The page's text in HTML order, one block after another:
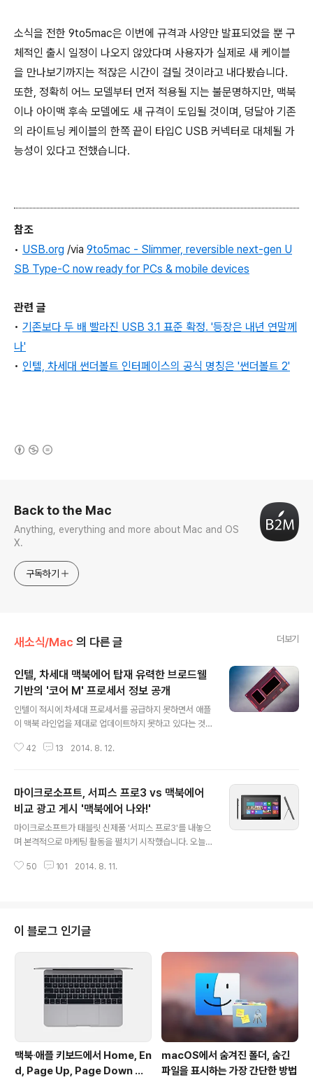
소식을 전한 9to5mac은 이번에 규격과 사양만 발표되었을 뿐 구
체적인 출시 일정이 나오지 않았다며 사용자가 실제로 새 케이블
을 만나보기까지는 적잖은 시간이 걸릴 것이라고 내다봤습니다.
또한, 정확히 어느 모델부터 먼저 적용될 지는 불문명하지만, 맥북
이나 아이맥 후속 모델에도 새 규격이 도입될 것이며, 덩달아 기존
의 라이트닝 케이블의 한쪽 끝이 타입C USB 커넥터로 대체될 가
능성이 있다고 전했습니다.
참조
• USB.org /via 9to5mac - Slimmer, reversible next-gen U
SB Type-C now ready for PCs & mobile devices
관련 글
• 기존보다 두 배 빨라진 USB 3.1 표준 확정. '등장은 내년 연말께
나'
• 인텔, 차세대 썬더볼트 인터페이스의 공식 명칭은 '썬더볼트 2'
Back to the Mac
Anything, everything and more about Mac and OS
X.
구독하기
새소식/Mac 의 다른 글 더보기
인텔, 차세대 맥북에어 탑재 유력한 브로드웰
기반의 '코어 M' 프로세서 정보 공개
인텔이 적시에 차세대 프로세서를 공급하지 못하면서 애플
이 맥북 라인업을 제대로 업데이트하지 못하고 있다는 것
레티나 맥북프로는 ‘신형’이라고 부르기에도 민망한 수준
어질만도 합니다.그런데 오늘 인텔이 브로드웰 기반의 ’코
어 M’프로세서에 대한 보다 구체적인 정보를 공개했습니
다. 이 프로세서의 정확한 코드명은 ‘브로드웰-Y(Brodwe
ll-Y)’로 일반 데스크톱이 아닌 맥북에어 같은 초경량 노트
웰-Y의 후속으로 나오는 프로세서입니다. 쉽게 말해, 고성
42 13 2014. 8. 12.
마이크로소프트, 서피스 프로3 vs 맥북에어
비교 광고 게시 '맥북에어 나와!'
마이크로소프트가 태블릿 신제품 '서피스 프로3'를 내놓으
며 본격적으로 마케팅 활동을 펼치기 시작했습니다. 오늘
편이 동시에 공개되었는데, 모두 서피스 프로 3를 맥북에
서 가장 큰 인기를 끌고 있는 맥북에어를 정조준하고 있다
는 분석이 나옵니다. 마이크로소프트의 말을 빌리면 "노트
북을 대체할 수 있는 태블릿"이라는 것입니다.이를 위해 터
치스크린과 탈착가능한 키보드, 킥스탠드, 스타일러스 등
특징 4가지를 강조하고 있습니다.첫번째 광고 "Crowde
d"에는 맥북에어와 서피스 프로3를 사..
50 101 2014. 8. 11.
이 블로그 인기글
맥북∙애플 키보드에서 Home, En
d, Page Up, Page Down 키
macOS에서 숨겨진 폴더, 숨긴
파일을 표시하는 가장 간단한 방법